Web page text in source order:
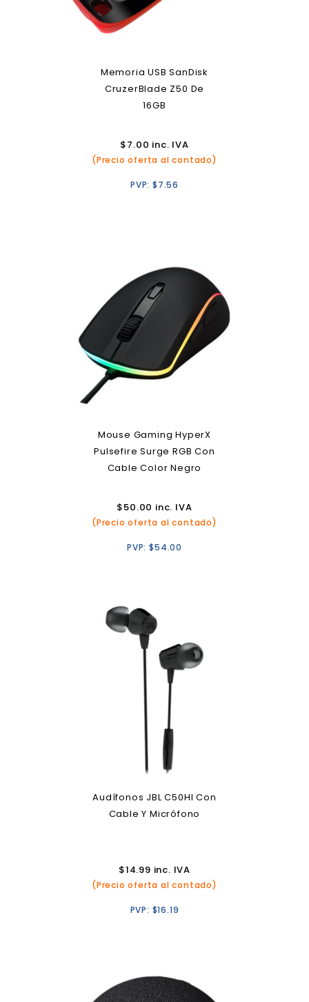
Memoria USB SanDisk
CruzerBlade Z50 De
16GB
$7.00 inc. IVA
(Precio oferta al contado)
PVP: $7.56
Mouse Gaming HyperX
Pulsefire Surge RGB Con
Cable Color Negro
$50.00 inc. IVA
(Precio oferta al contado)
PVP:$54.00
Audífonos JBL C50HI Con
Cable Y Micrófono
$14.99 inc. IVA
(Precio oferta al contado)
PVP: $16.19